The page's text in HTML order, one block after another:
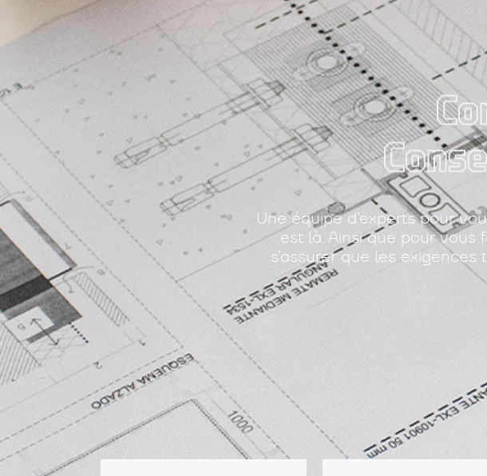
Une équipe d’experts pour
est là. Ainsi que pour vous
s’assurer que les